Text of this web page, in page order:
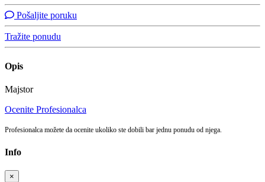
Pošaljite poruku
Tražite ponudu
Opis
Majstor
Ocenite Profesionalca
Profesionalca možete da ocenite ukoliko ste dobili bar jednu ponudu od njega.
Info
×